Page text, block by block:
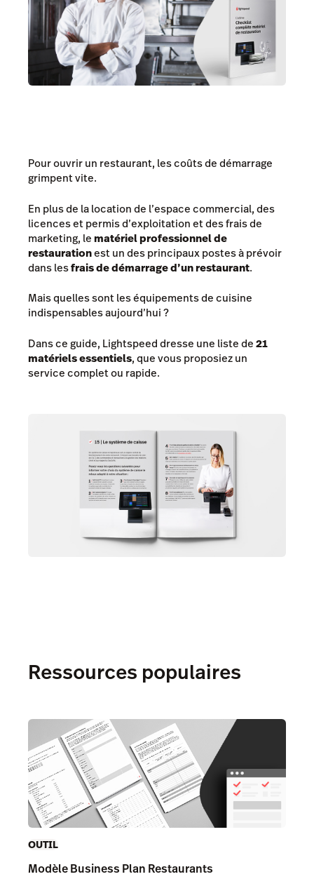
Pour ouvrir un restaurant, les coûts de démarrage
grimpent vite.
En plus de la location de l’espace commercial, des
licences et permis d’exploitation et des frais de
marketing, lematériel professionnel de
restaurationest un des principaux postes à prévoir
dans lesfrais de démarrage d’un restaurant.
Mais quelles sont les équipements de cuisine
indispensables aujourd’hui ?
Dans ce guide, Lightspeed dresse une liste de21
matériels essentiels, que vous proposiez un
service complet ou rapide.
Ressources populaires
OUTIL
Modèle Business Plan Restaurants